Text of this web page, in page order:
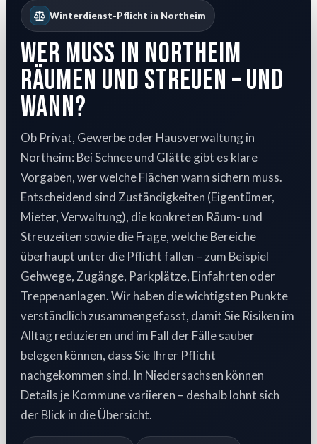
Winterdienst-Pflicht in Northeim
Wer muss in Northeim
räumen und streuen – und
wann?
Ob Privat, Gewerbe oder Hausverwaltung in
Northeim: Bei Schnee und Glätte gibt es klare
Vorgaben, wer welche Flächen wann sichern muss.
Entscheidend sind Zuständigkeiten (Eigentümer,
Mieter, Verwaltung), die konkreten Räum- und
Streuzeiten sowie die Frage, welche Bereiche
überhaupt unter die Pflicht fallen – zum Beispiel
Gehwege, Zugänge, Parkplätze, Einfahrten oder
Treppenanlagen. Wir haben die wichtigsten Punkte
verständlich zusammengefasst, damit Sie Risiken im
Alltag reduzieren und im Fall der Fälle sauber
belegen können, dass Sie Ihrer Pflicht
nachgekommen sind. In Niedersachsen können
Details je Kommune variieren – deshalb lohnt sich
der Blick in die Übersicht.